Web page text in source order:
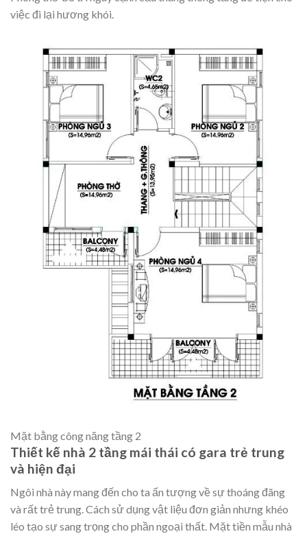
việc đi lại hương khói.
Mặt bằng công năng tầng 2
Thiết kế nhà 2 tầng mái thái có gara trẻ trung
và hiện đại
Ngôi nhà này mang đến cho ta ấn tượng về sự thoáng đãng
và rất trẻ trung. Cách sử dụng vật liệu đơn giản nhưng khéo
léo tạo sự sang trọng cho phần ngoại thất. Mặt tiền mẫu nhà